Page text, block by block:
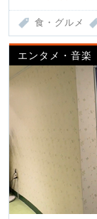
食・グルメ
エンタメ・音楽